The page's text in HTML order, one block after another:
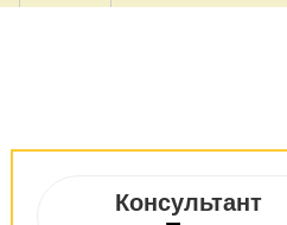
Консультант